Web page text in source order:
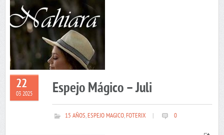
22
03 2025 Espejo Mágico – Juli
15 AÑOS,ESPEJO MAGICO,FOTERIX 0